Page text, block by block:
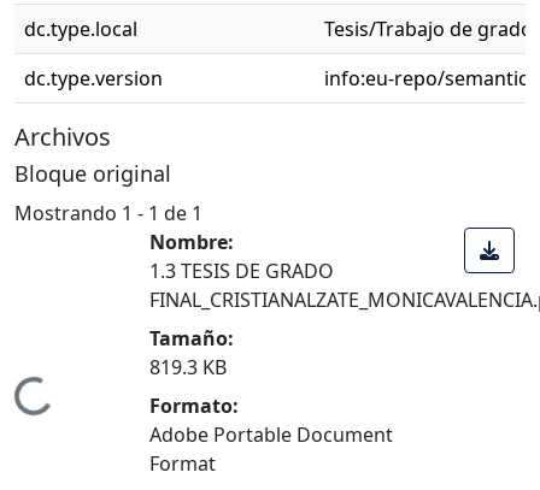
dc.type.local
Tesis/Trabajo de
dc.type.version
info:eu-repo/
Archivos
Bloque original
Mostrando 1 - 1 de 1
Nombre:
1.3 TESIS DE GRADO
Tamaño:
819.3 KB
Formato:
Adobe Portable Document
Format